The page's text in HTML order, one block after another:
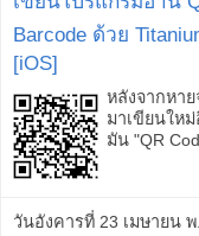
Barcode ด้วย
[iOS]
หลังจากหา
มาเขียนให
มัน "QR
วันอังคารที่ 23 เมษายน พ